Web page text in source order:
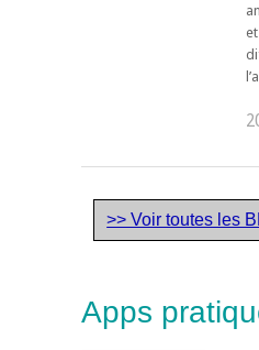
>> Voir toutes les
Apps